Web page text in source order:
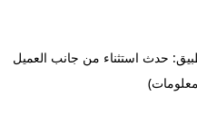
حدث استثناء من جانب العميل